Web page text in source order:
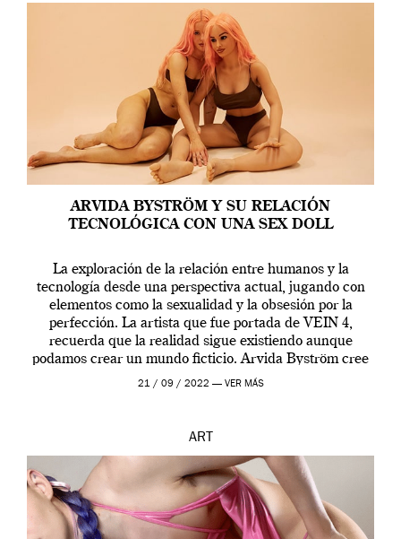
ARVIDA BYSTRÖM Y SU RELACIÓN
TECNOLÓGICA CON UNA SEX DOLL
La exploración de la relación entre humanos y la
tecnología desde una perspectiva actual, jugando con
elementos como la sexualidad y la obsesión por la
perfección. La artista que fue portada de VEIN 4,
recuerda que la realidad sigue existiendo aunque
podamos crear un mundo ficticio. Arvida Byström cree
que los humanos tienen un complejo […]
21 / 09 / 2022 — VER MÁS
ART